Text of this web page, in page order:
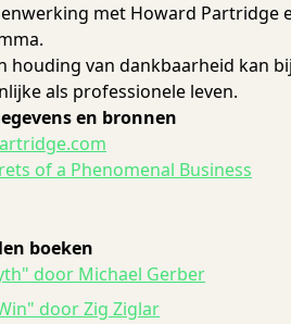
met Howard Partridge
houding van dankbaarheid kan
als professionele leven.
en bronnen
of a Phenomenal Business
boeken
door Michael Gerber
door Zig Ziglar